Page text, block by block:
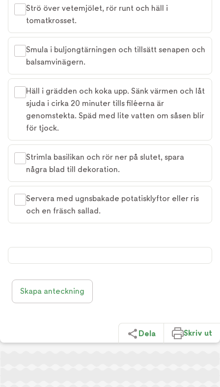
Strö över vetemjölet, rör runt och häll i
tomatkrosset.
Smula i buljongtärningen och tillsätt senapen och
balsamvinägern.
Häll i grädden och koka upp. Sänk värmen och låt
sjuda i cirka 20 minuter tills filéerna är
genomstekta. Späd med lite vatten om såsen blir
för tjock.
Strimla basilikan och rör ner på slutet, spara
några blad till dekoration.
Servera med ugnsbakade potatisklyftor eller ris
och en fräsch sallad.
Skapa anteckning
Dela Skriv ut